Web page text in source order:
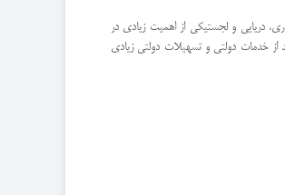
صنعتی، تجاری ، گردشگری ، بندری، دریایی و لجستیکی از اهمیت زیادی در
داشت از پرداخت مالیات تا 20 سال معاف خواهند بود و در ضمن می توانند از خدمات دولتی و تسهیلات دولتی زیادی